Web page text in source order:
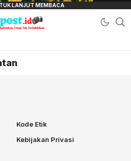
lensamata.id
Selalu Disalahkan, Tetapi Tak
Kode Etik
Kebijakan Privasi